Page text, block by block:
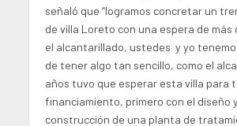
señaló que “logramos concretar un
de villa Loreto con una espera de más
el alcantarillado, ustedes y yo
de tener algo tan sencillo, como el
años tuvo que esperar esta villa para
financiamiento, primero con el diseño
construcción de una planta de